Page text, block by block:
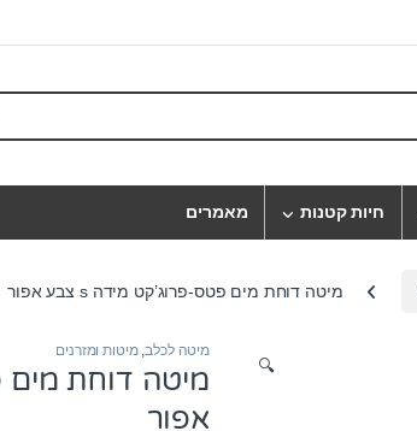
חיות קטנות מאמרים
מיטה דוחת מים פטס-פרוג’קט מידה s צבע אפור
🔍
מיטה לכלב,מיטות ומזרנים
אפור